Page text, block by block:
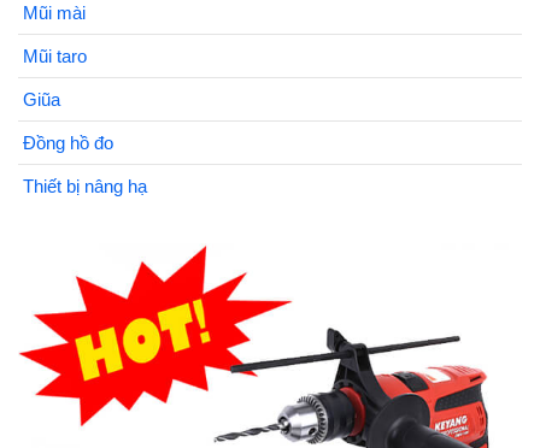
Mũi mài
Mũi taro
Giũa
Đồng hồ đo
Thiết bị nâng hạ